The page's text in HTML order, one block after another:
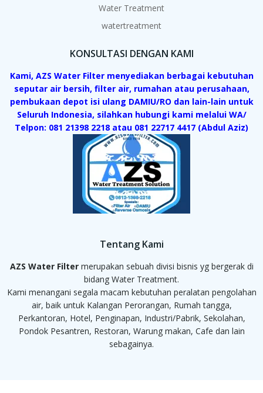
Water Treatment
watertreatment
KONSULTASI DENGAN KAMI
Kami, AZS Water Filter menyediakan berbagai kebutuhan
seputar air bersih, filter air, rumahan atau perusahaan,
pembukaan depot isi ulang DAMIU/RO dan lain-lain untuk
Seluruh Indonesia, silahkan hubungi kami melalui WA/
Telpon: 081 21398 2218 atau 081 22717 4417 (Abdul Aziz)
Tentang Kami
AZS Water Filtermerupakan sebuah divisi bisnis yg bergerak di
bidang Water Treatment.
Kami menangani segala macam kebutuhan peralatan pengolahan
air, baik untuk Kalangan Perorangan, Rumah tangga,
Perkantoran, Hotel, Penginapan, Industri/Pabrik, Sekolahan,
Pondok Pesantren, Restoran, Warung makan, Cafe dan lain
sebagainya.